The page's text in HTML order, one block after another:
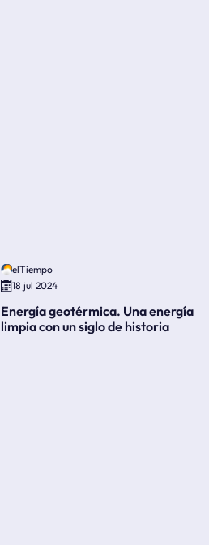
elTiempo
18 jul 2024
Energía geotérmica. Una energía
limpia con un siglo de historia